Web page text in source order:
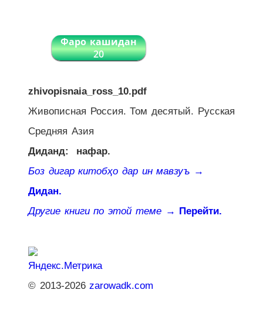
Фаро кашидан
20
zhivopisnaia_ross_10.pdf
Живописная Россия. Том десятый. Русская
Средняя Азия
Диданд:
нафар.
Боз дигар китобҳо дар ин мавзуъ →
Дидан.
Другие книги по этой теме → Перейти.
© 2013-2026zarowadk.com